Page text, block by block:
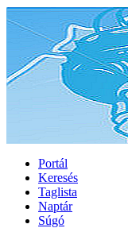
Portál
Keresés
Taglista
Naptár
Súgó